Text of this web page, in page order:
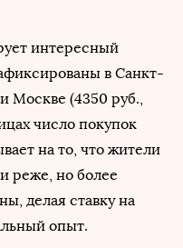
интересный
в Санкт-
Москве (4350 руб.,
число покупок
на то, что жители
реже, но более
делая ставку на
опыт.